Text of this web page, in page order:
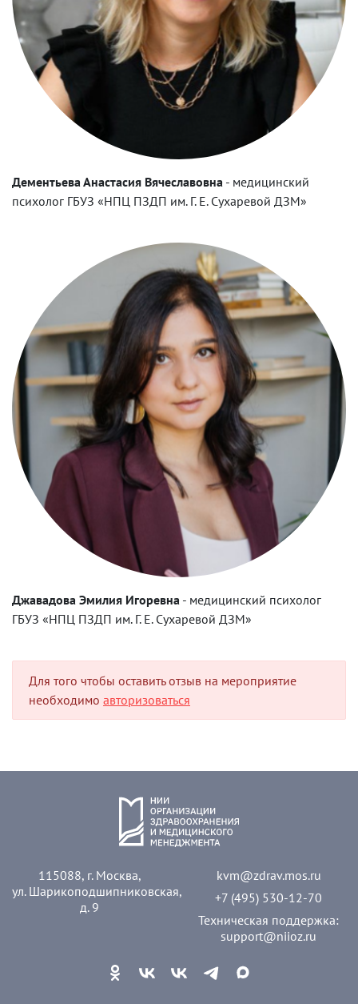
Дементьева Анастасия Вячеславовна - медицинский
психолог ГБУЗ «НПЦ ПЗДП им. Г. Е. Сухаревой ДЗМ»
Джавадова Эмилия Игоревна - медицинский психолог
ГБУЗ «НПЦ ПЗДП им. Г. Е. Сухаревой ДЗМ»
Для того чтобы оставить отзыв на мероприятие
необходимо авторизоваться
115088, г. Москва,
ул. Шарикоподшипниковская,
д. 9
kvm@zdrav.mos.ru
+7 (495) 530-12-70
Техническая поддержка:
support@niioz.ru